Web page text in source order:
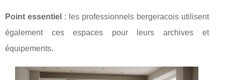
Point essentiel : les professionnels bergeracois utilisent
également ces espaces pour leurs archives et
équipements.